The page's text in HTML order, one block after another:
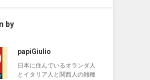
by
papiGiulio
日本に住んでいるオランダ人
とイタリア人と関西人の雑種